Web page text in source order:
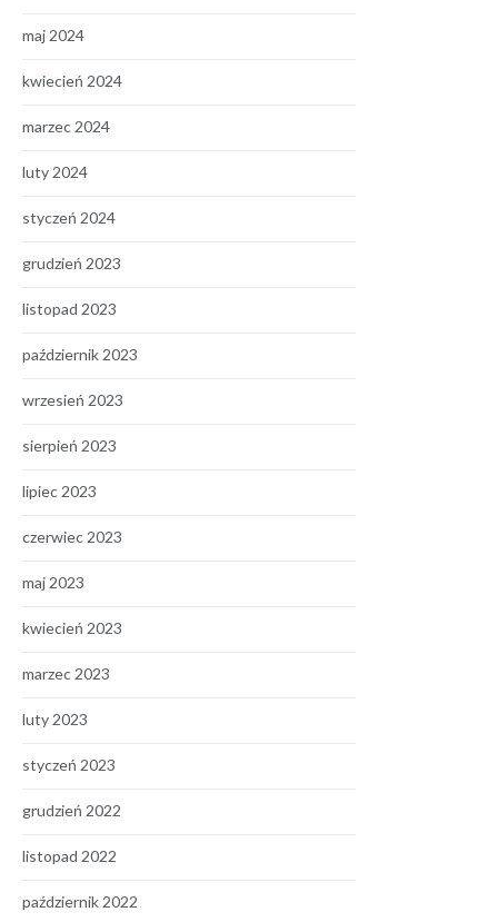
maj 2024
kwiecień 2024
marzec 2024
luty 2024
styczeń 2024
grudzień 2023
listopad 2023
październik 2023
wrzesień 2023
sierpień 2023
lipiec 2023
czerwiec 2023
maj 2023
kwiecień 2023
marzec 2023
luty 2023
styczeń 2023
grudzień 2022
listopad 2022
październik 2022